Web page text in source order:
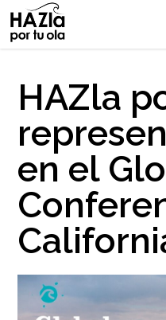
CAMPAIGN
SURF BREAKS WE
PROTECTED SURF
NEWS
PROTECT THE
PARTNERS
HAZla
en el